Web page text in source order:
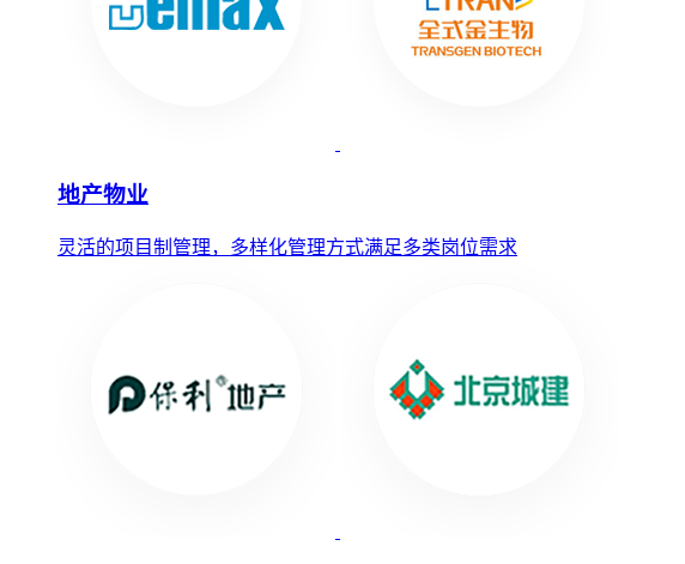
地产物业
灵活的项目制管理，多样化管理方式满足多类岗位需求